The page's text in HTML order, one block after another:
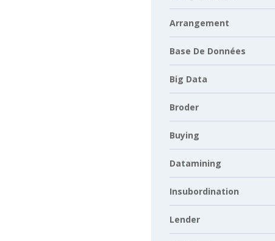
Arrangement
Base De Données
Big Data
Broder
Buying
Datamining
Insubordination
Lender